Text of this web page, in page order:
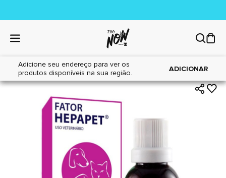
Adicione seu endereço para ver os
produtos disponíveis na sua região.
ADICIONAR
Home|Cães|Farmácia